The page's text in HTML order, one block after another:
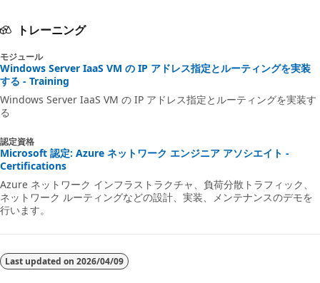
トレーニング
モジュール
Windows Server IaaS VM の IP アドレス指定とルーティングを実装
する - Training
Windows Server IaaS VM の IP アドレス指定とルーティングを実装す
る
認定資格
Microsoft 認定: Azure ネットワーク エンジニア アソシエイト -
Certifications
Azure ネットワーク インフラストラクチャ、負荷分散トラフィック、
ネットワーク ルーティングなどの設計、実装、メンテナンスのデモを
行います。
Last updated on 2026/04/09